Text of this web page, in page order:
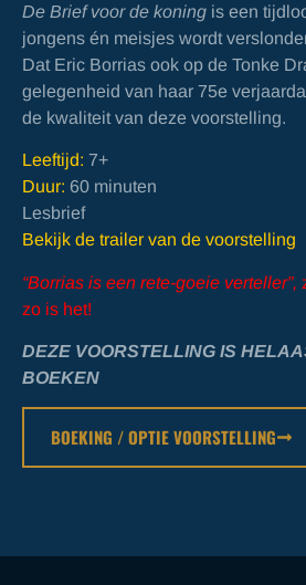
De Brief voor de koning is een
jongens én meisjes wordt
Dat Eric Borrias ook op de Tonke
gelegenheid van haar 75e
de kwaliteit van deze voorstelling.
Leeftijd: 7+
Duur: 60 minuten
Lesbrief
Bekijk de trailer van de voorstelling
“Borrias is een rete-goeie verteller”,
zo is het!
DEZE VOORSTELLING IS
BOEKEN
BOEKING / OPTIE VOORSTELLING